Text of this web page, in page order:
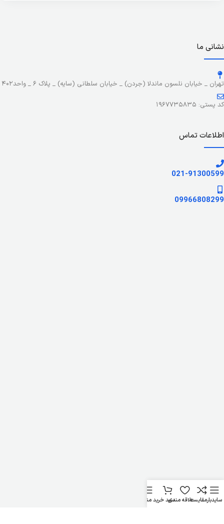
نشانی ما
تهران _ خیابان نلسون ماندلا (جردن) _ خیابان سلطانی (سایه) _ پلاک ۶ _ واحد۴۰۲
کد پستی: ۱۹۶۷۷۳۵۸۳۵
اطلاعات تماس
021-91300599
09966808299
سایدبارمقایسهعلاقه مندیسبد خریدمنو